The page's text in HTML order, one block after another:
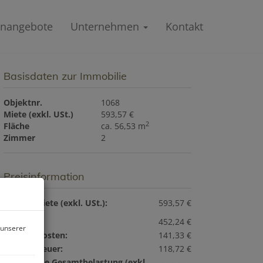
Unternehmen Kontakt
Basisdaten zur Immobilie
Objektnr.
1068
Miete (exkl. USt.)
593,57 €
Fläche
ca. 56,53 m2
Zimmer 2
Preisinformation
Gesamtmiete (exkl. USt.):
593,57 €
452,24 €
Betriebskosten:
141,33 €
Umsatzsteuer:
118,72 €